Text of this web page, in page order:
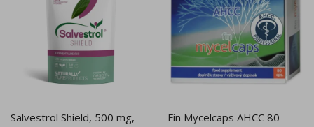
Salvestrol Shield, 500 mg,
Fin Mycelcaps AHCC 80